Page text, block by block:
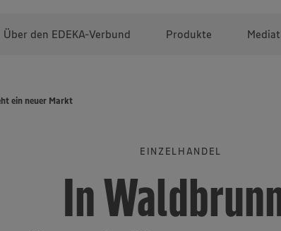
Über den EDEKA-Verbund Produkte
ein neuer Markt
EINZELHANDEL
In